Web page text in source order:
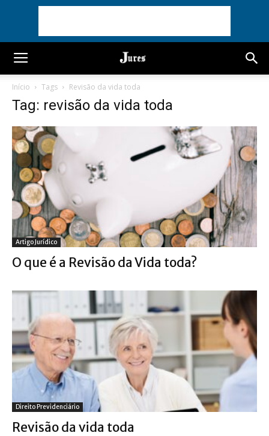
Início Tags Revisão da vida toda
Tag: revisão da vida toda
Artigo Jurídico
O que é a Revisão da Vida toda?
Direito Previdenciário
Revisão da vida toda